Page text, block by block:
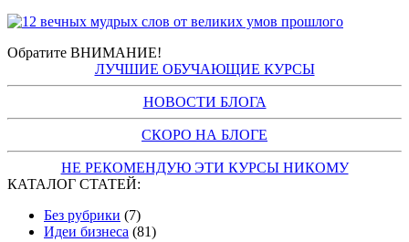
Обратите ВНИМАНИЕ!
ЛУЧШИЕ ОБУЧАЮЩИЕ КУРСЫ
НОВОСТИ БЛОГА
СКОРО НА БЛОГЕ
НЕ РЕКОМЕНДУЮ ЭТИ КУРСЫ НИКОМУ
КАТАЛОГ СТАТЕЙ:
Без рубрики (7)
Идеи бизнеса (81)